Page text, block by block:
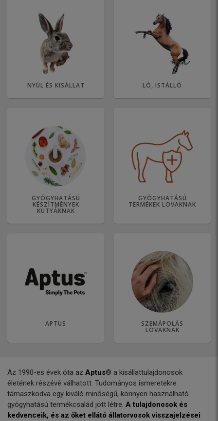
NYÚL ÉS KISÁLLAT LÓ, ISTÁLLÓ
GYÓGYHATÁSÚ
KÉSZÍTMÉNYEK
KUTYÁKNAK
GYÓGYHATÁSÚ
TERMÉKEK LOVAKNAK
APTUS SZEMÁPOLÁS
LOVAKNAK
Az 1990-es évek óta az Aptus® a kisállattulajdonosok
életének részévé válhatott. Tudományos ismeretekre
támaszkodva egy kiváló minőségű, könnyen használható
gyógyhatású termékcsalád jött létre. A tulajdonosok és
kedvenceik, és az őket ellátó állatorvosok visszajelzései